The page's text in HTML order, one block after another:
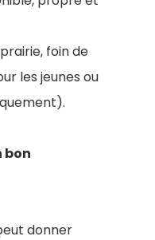
foin de
les jeunes ou
bon
donner